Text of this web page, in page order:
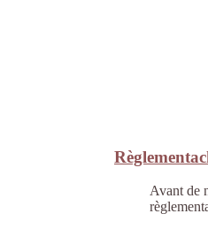
Avant de